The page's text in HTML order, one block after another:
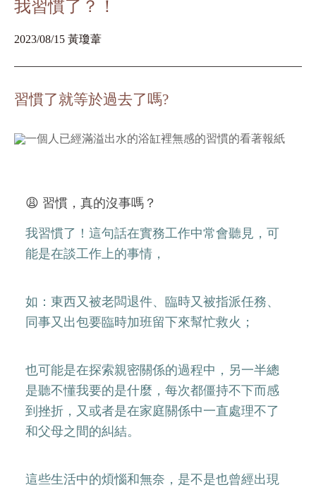
我習慣了？！
2023/08/15 黃瓊葦
習慣了就等於過去了嗎?
😩 習慣，真的沒事嗎？
我習慣了！這句話在實務工作中常會聽見，可
能是在談工作上的事情，
如：東西又被老闆退件、臨時又被指派任務、
同事又出包要臨時加班留下來幫忙救火；
也可能是在探索親密關係的過程中，另一半總
是聽不懂我要的是什麼，每次都僵持不下而感
到挫折，又或者是在家庭關係中一直處理不了
和父母之間的糾結。
這些生活中的煩惱和無奈，是不是也曾經出現